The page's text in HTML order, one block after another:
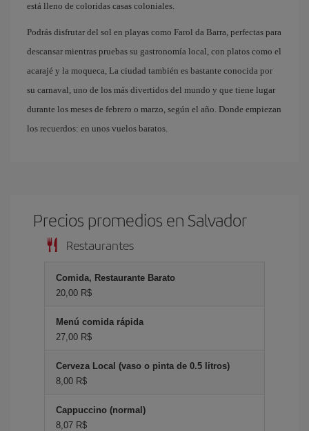
está lleno de coloridas casas coloniales.
Podrás disfrutar del sol en playas como Farol da Barra, perfectas para
descansar mientras pruebas su gastronomía local, con platos como el
acarajé y la moqueca, La ciudad también es bastante conocida por
su carnaval, uno de los más divertidos del mundo y que tiene lugar
durante los meses de febrero o marzo, según el año. Donde empiezan
los recuerdos: en unos vuelos baratos.
Precios promedios en Salvador
Restaurantes
Comida, Restaurante Barato
20,00 R$
Menú comida rápida
27,00 R$
Cerveza Local (vaso o pinta de 0.5 litros)
8,00 R$
Cappuccino (normal)
8,07 R$